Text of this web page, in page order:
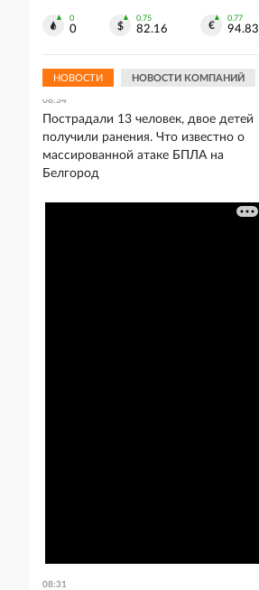
0
0
0.75
82.16
0.77
94.83
НОВОСТИ НОВОСТИ КОМПАНИЙ
09:04
08:34
Пострадали 13 человек, двое детей
получили ранения. Что известно о
массированной атаке БПЛА на
Белгород
08:31